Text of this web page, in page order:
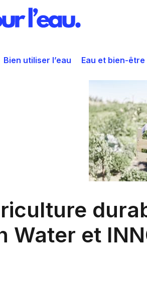
Bien utiliser l’eau Eau et bien-être
Water et